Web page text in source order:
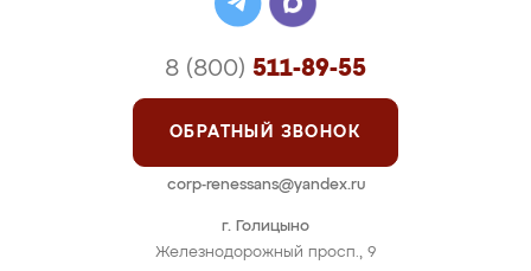
г. Голицыно
Железнодорожный просп., 9
8 (800) 511-89-55
ОБРАТНЫЙ ЗВОНОК
corp-renessans@yandex.ru